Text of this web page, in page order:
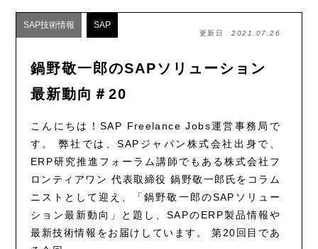
SAP技術情報 SAP
更新日2021.07.26
鍋野敬一郎のSAPソリューション
最新動向＃20
こんにちは！SAP Freelance Jobs運営事務局で
す。 弊社では、SAPジャパン株式会社出身で、
ERP研究推進フォーラム講師でもある株式会社フ
ロンティアワン 代表取締役 鍋野敬一郎氏をコラム
ニストとして迎え、「鍋野敬一郎のSAPソリュー
ション最新動向」と題し、SAPのERP製品情報や
最新技術情報をお届けしています。 第20回目であ